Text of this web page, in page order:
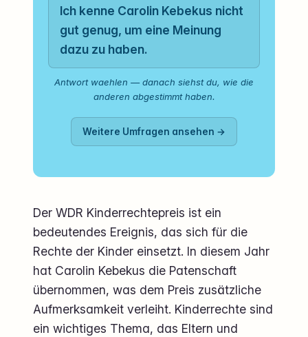
Ich kenne Carolin Kebekus nicht
gut genug, um eine Meinung
dazu zu haben.
Antwort waehlen — danach siehst du, wie die
anderen abgestimmt haben.
Weitere Umfragen ansehen →
Der WDR Kinderrechtepreis ist ein
bedeutendes Ereignis, das sich für die
Rechte der Kinder einsetzt. In diesem Jahr
hat Carolin Kebekus die Patenschaft
übernommen, was dem Preis zusätzliche
Aufmerksamkeit verleiht. Kinderrechte sind
ein wichtiges Thema, das Eltern und